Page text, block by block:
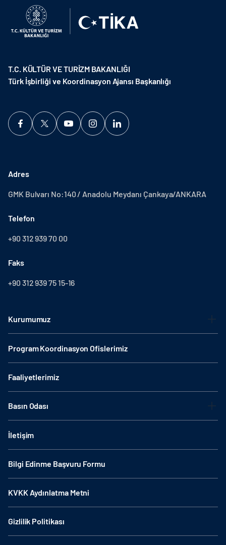
T.C. KÜLTÜR VE TURİZM BAKANLIĞI
Türk İşbirliği ve Koordinasyon Ajansı Başkanlığı
Adres
GMK Bulvarı No:140 / Anadolu Meydanı Çankaya/ANKARA
Telefon
+90 312 939 70 00
Faks
+90 312 939 75 15-16
Kurumumuz
Program Koordinasyon Ofislerimiz
Faaliyetlerimiz
Basın Odası
İletişim
Bilgi Edinme Başvuru Formu
KVKK Aydınlatma Metni
Gizlilik Politikası